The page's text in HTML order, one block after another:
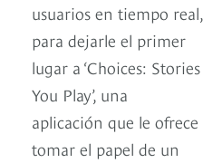
usuarios en tiempo real,
para dejarle el primer
lugar a ‘Choices: Stories
You Play’, una
aplicación que le ofrece
tomar el papel de un